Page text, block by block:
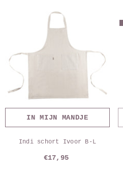
IN MIJN MANDJE
Indi schort Ivoor B-L
€17,95